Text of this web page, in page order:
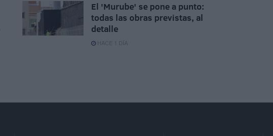
El 'Murube' se pone a punto:
todas las obras previstas, al
detalle
HACE 1 DÍA